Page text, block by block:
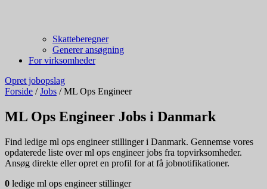
Skatteberegner
Generer ansøgning
For virksomheder
Opret jobopslag
Forside / Jobs / ML Ops Engineer
ML Ops Engineer Jobs i Danmark
Find ledige ml ops engineer stillinger i Danmark. Gennemse vores
opdaterede liste over ml ops engineer jobs fra topvirksomheder.
Ansøg direkte eller opret en profil for at få jobnotifikationer.
0 ledige ml ops engineer stillinger